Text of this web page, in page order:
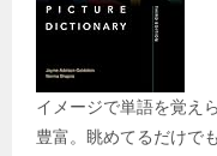
イメージで単語を覚え
豊富。眺めてるだけで